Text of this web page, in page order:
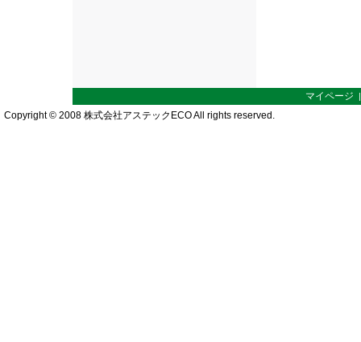
マイページ
Copyright © 2008 株式会社アステックECO All rights reserved.